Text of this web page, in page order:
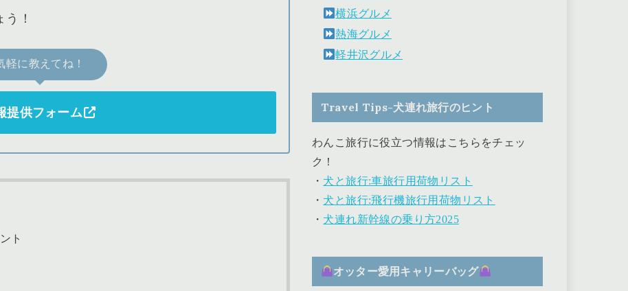
！
軽に教えてね！
提供フォーム
ト
横浜グルメ
熱海グルメ
軽井沢グルメ
Travel Tips-犬連れ旅行のヒント
わんこ旅行に役立つ情報はこちらをチェッ
ク！
・ 犬と旅行:車旅行用荷物リスト
・ 犬と旅行:飛行機旅行用荷物リスト
・ 犬連れ新幹線の乗り方2025
オッター愛用キャリーバッグ